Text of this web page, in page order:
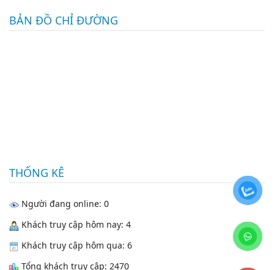
BẢN ĐỒ CHỈ ĐƯỜNG
THỐNG KÊ
Người đang online: 0
Khách truy cập hôm nay: 4
Khách truy cập hôm qua: 6
Tổng khách truy cập: 2470